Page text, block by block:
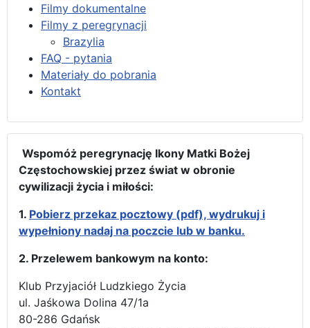
Filmy dokumentalne
Filmy z peregrynacji
Brazylia
FAQ - pytania
Materiały do pobrania
Kontakt
Wspomóż peregrynację Ikony Matki Bożej
Częstochowskiej przez świat w obronie
cywilizacji życia i miłości:
1. Pobierz przekaz pocztowy (pdf), wydrukuj i
wypełniony nadaj na poczcie lub w banku.
2. Przelewem bankowym na konto:
Klub Przyjaciół Ludzkiego Życia
ul. Jaśkowa Dolina 47/1a
80-286 Gdańsk